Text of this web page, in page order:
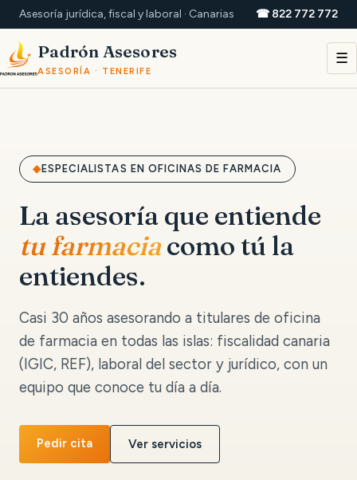
Asesoría jurídica, fiscal y laboral · Canarias ☎ 822 772 772
Padrón Asesores
ASESORÍA · TENERIFE
☰
ESPECIALISTAS EN OFICINAS DE FARMACIA
La asesoría que entiende
tu farmaciacomo tú la
entiendes.
Casi 30 años asesorando a titulares de oficina
de farmacia en todas las islas: fiscalidad canaria
(IGIC, REF), laboral del sector y jurídico, con un
equipo que conoce tu día a día.
Pedir cita Ver servicios